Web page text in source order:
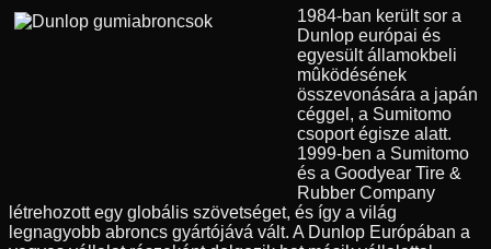
1984-ban került sor a
Dunlop európai és
egyesült államokbeli
mûködésének
összevonására a japán
céggel, a Sumitomo
csoport égisze alatt.
1999-ben a Sumitomo
és a Goodyear Tire &
Rubber Company
létrehozott egy globális szövetséget, és így a világ
legnagyobb abroncs gyártójává vált. A Dunlop Európában a